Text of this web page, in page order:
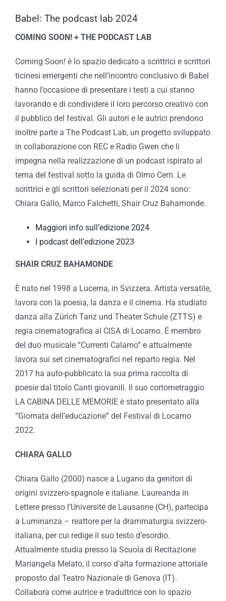
Babel: The podcast lab 2024
COMING SOON! + THE PODCAST LAB
Coming Soon! è lo spazio dedicato a scrittrici e scrittori
ticinesi emergenti che nell’incontro conclusivo di Babel
hanno l’occasione di presentare i testi a cui stanno
lavorando e di condividere il loro percorso creativo con
il pubblico del festival. Gli autori e le autrici prendono
inoltre parte a The Podcast Lab, un progetto sviluppato
in collaborazione con REC e Radio Gwen che li
impegna nella realizzazione di un podcast ispirato al
tema del festival sotto la guida di Olmo Cerri. Le
scrittrici e gli scrittori selezionati per il 2024 sono:
Chiara Gallo, Marco Falchetti, Shair Cruz Bahamonde.
Maggiori info sull’edizione 2024
I podcast dell’edizione 2023
SHAIR CRUZ BAHAMONDE
È nato nel 1998 a Lucerna, in Svizzera. Artista versatile,
lavora con la poesia, la danza e il cinema. Ha studiato
danza alla Zürich Tanz und Theater Schule (ZTTS) e
regia cinematografica al CISA di Locarno. È membro
del duo musicale “Currenti Calamo” e attualmente
lavora sui set cinematografici nel reparto regia. Nel
2017 ha auto-pubblicato la sua prima raccolta di
poesie dal titolo Canti giovanili. Il suo cortometraggio
LA CABINA DELLE MEMORIE è stato presentato alla
“Giornata dell’educazione” del Festival di Locarno
2022.
CHIARA GALLO
Chiara Gallo (2000) nasce a Lugano da genitori di
origini svizzero-spagnole e italiane. Laureanda in
Lettere presso l’Université de Lausanne (CH), partecipa
a Luminanza – reattore per la drammaturgia svizzero-
italiana, per cui redige il suo testo d’esordio.
Attualmente studia presso la Scuola di Recitazione
Mariangela Melato, il corso d’alta formazione attoriale
proposto dal Teatro Nazionale di Genova (IT).
Collabora come autrice e traduttrice con lo spazio